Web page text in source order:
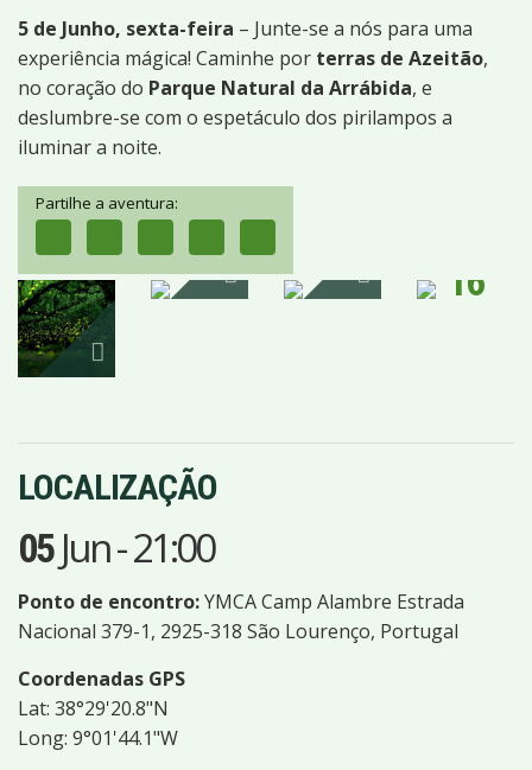
5 de Junho, sexta-feira – Junte-se a nós para uma
experiência mágica! Caminhe por terras de Azeitão,
no coração do Parque Natural da Arrábida, e
deslumbre-se com o espetáculo dos pirilampos a
iluminar a noite.
Partilhe a aventura:
16
IMAGENS
LOCALIZAÇÃO
05 Jun-21:00
Ponto de encontro:YMCA Camp Alambre Estrada
Nacional 379-1, 2925-318 São Lourenço, Portugal
Coordenadas GPS
Lat: 38°29'20.8"N
Long: 9°01'44.1"W